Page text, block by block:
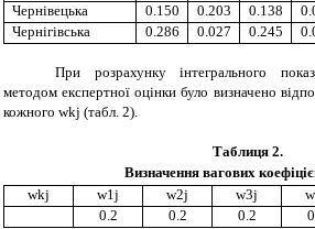
Чернівецька
0.150 0.203 0.138
Чернігівська
0.286 0.027 0.245
При розрахунку інтегрального
методом експертної оцінки було визначено
кожного wkj (табл. 2).
Таблиця 2.
Визначення вагових
wkj
w1j w2j w3j
0.2
0.2 0.2